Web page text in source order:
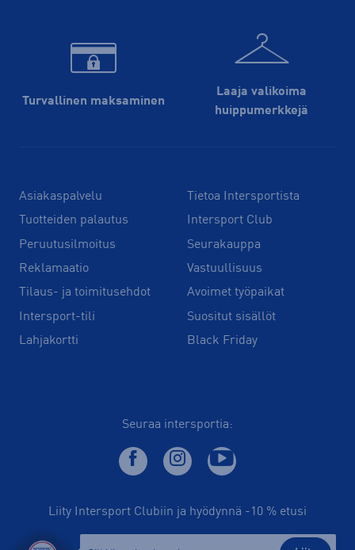
Turvallinen maksaminen
Laaja valikoima
huippu­merkkejä
Asiakaspalvelu
Tuotteiden palautus
Peruutusilmoitus
Reklamaatio
Tilaus- ja toimitusehdot
Intersport-tili
Lahjakortti
Tietoa Intersportista
Intersport Club
Seurakauppa
Vastuullisuus
Avoimet työpaikat
Suositut sisällöt
Black Friday
Seuraa intersportia:
Liity Intersport Clubiin ja hyödynnä -10 % etusi